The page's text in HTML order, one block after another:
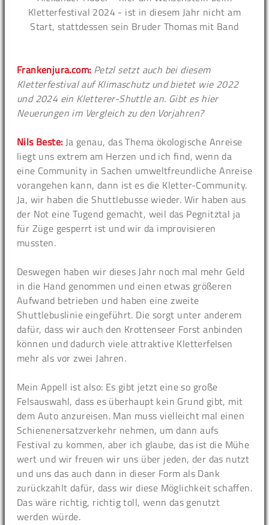
Kletterfestival 2024 - ist in diesem Jahr nicht am
Start, stattdessen sein Bruder Thomas mit Band
Frankenjura.com: Petzl setzt auch bei diesem
Kletterfestival auf Klimaschutz und bietet wie 2022
und 2024 ein Kletterer-Shuttle an. Gibt es hier
Neuerungen im Vergleich zu den Vorjahren?
Nils Beste: Ja genau, das Thema ökologische Anreise
liegt uns extrem am Herzen und ich find, wenn da
eine Community in Sachen umweltfreundliche Anreise
vorangehen kann, dann ist es die Kletter-Community.
Ja, wir haben die Shuttlebusse wieder. Wir haben aus
der Not eine Tugend gemacht, weil das Pegnitztal ja
für Züge gesperrt ist und wir da improvisieren
mussten.
Deswegen haben wir dieses Jahr noch mal mehr Geld
in die Hand genommen und einen etwas größeren
Aufwand betrieben und haben eine zweite
Shuttlebuslinie eingeführt. Die sorgt unter anderem
dafür, dass wir auch den Krottenseer Forst anbinden
können und dadurch viele attraktive Kletterfelsen
mehr als vor zwei Jahren.
Mein Appell ist also: Es gibt jetzt eine so große
Felsauswahl, dass es überhaupt kein Grund gibt, mit
dem Auto anzureisen. Man muss vielleicht mal einen
Schienenersatzverkehr nehmen, um dann aufs
Festival zu kommen, aber ich glaube, das ist die Mühe
wert und wir freuen wir uns über jeden, der das nutzt
und uns das auch dann in dieser Form als Dank
zurückzahlt dafür, dass wir diese Möglichkeit schaffen.
Das wäre richtig, richtig toll, wenn das genutzt
werden würde.